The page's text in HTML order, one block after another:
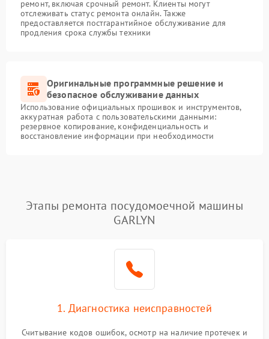
ремонт, включая срочный ремонт. Клиенты могут
отслеживать статус ремонта онлайн. Также
предоставляется постгарантийное обслуживание для
продления срока службы техники
Оригинальные программные решение и
безопасное обслуживание данных
Использование официальных прошивок и инструментов,
аккуратная работа с пользовательскими данными:
резервное копирование, конфиденциальность и
восстановление информации при необходимости
Этапы ремонта посудомоечной машины
GARLYN
1. Диагностика неисправностей
Считывание кодов ошибок, осмотр на наличие протечек и